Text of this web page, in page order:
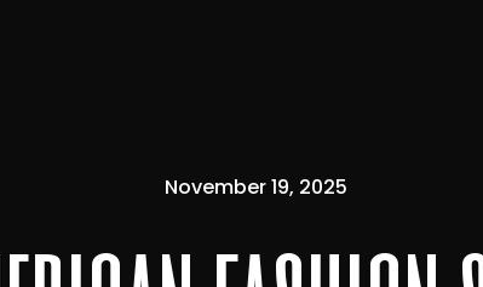
November 19, 2025